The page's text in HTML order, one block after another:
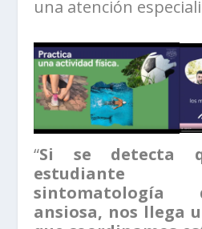
una atención
“Si se detecta
estudiante
sintomatología
ansiosa, nos llega